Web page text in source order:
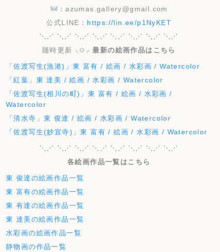
：azumas.gallery@gmail.com
公式LINE： https://lin.ee/p1NyKET
⋱⋰ ⋱⋰ ⋱⋰ ⋱⋰ ⋱⋰ ⋱⋰ ⋱⋰ ⋱⋰
随時更新 ⸜✩⸝‍最新の絵画作品はこちら
「佐渡写生(漁港)」東 富有 / 絵画 / 水彩画 / Watercolor
「紅葉」東 達美 / 絵画 / 水彩画 / Watercolor
「佐渡写生(相川の町)」東 富有 / 絵画 / 水彩画 /
Watercolor
「清水寺」東 俊達 / 絵画 / 水彩画 / Watercolor
「佐渡写生(妙宣寺)」東 富有 / 絵画 / 水彩画 / Watercolor
⋱⋰ ⋱⋰ ⋱⋰ ⋱⋰ ⋱⋰ ⋱⋰ ⋱⋰ ⋱⋰
各絵画作品一覧はこちら
東 俊達の絵画作品一覧
東 富有の絵画作品一覧
東 有達の絵画作品一覧
東 達美の絵画作品一覧
水彩画の絵画作品一覧
静物画の作品一覧